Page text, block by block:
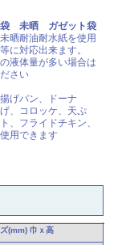
袋 未晒 ガゼット袋
晒耐油耐水紙を使用
に対応出来ます。
液体量が多い場合は
さい
げパン、ドーナ
、コロッケ、天ぷ
、フライドチキン、
用できます
(mm) 巾ｘ高